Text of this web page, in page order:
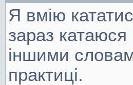
Я вмію
зараз
іншими
практиці.